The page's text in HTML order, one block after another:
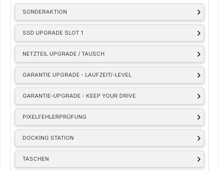
SONDERAKTION
SSD UPGRADE SLOT 1
NETZTEIL UPGRADE / TAUSCH
GARANTIE UPGRADE - LAUFZEIT/-LEVEL
GARANTIE-UPGRADE - KEEP YOUR DRIVE
PIXELFEHLERPRÜFUNG
DOCKING STATION
TASCHEN